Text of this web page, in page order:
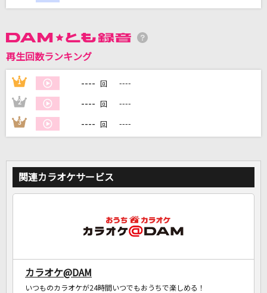
再生回数ランキング
1 ---- 回 ----
2 ---- 回 ----
3 ---- 回 ----
関連カラオケサービス
カラオケ@DAM
いつものカラオケが24時間いつでもおうちで楽しめる！